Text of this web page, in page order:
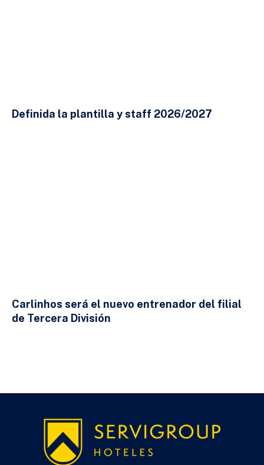
Definida la plantilla y staff 2026/2027
Carlinhos será el nuevo entrenador del filial
de Tercera División